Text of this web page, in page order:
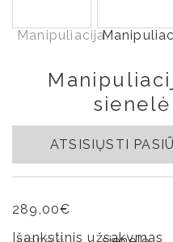
sienelė
ATSISIŲSTI
289,00€
Išankstinis užsakymas